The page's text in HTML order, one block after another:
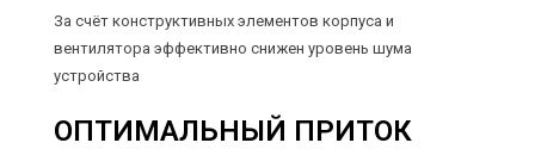
За счёт конструктивных элементов корпуса и
вентилятора эффективно снижен уровень шума
устройства
ОПТИМАЛЬНЫЙ ПРИТОК